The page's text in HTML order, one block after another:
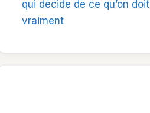
qui décide de ce qu’on doit
vraiment